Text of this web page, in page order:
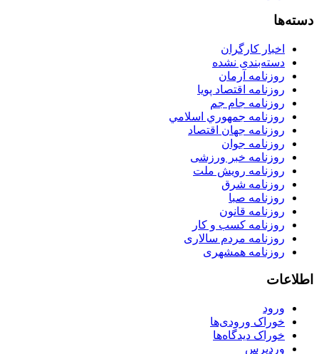
دسته‌ها
اخبار کارگران
دسته‌بندی نشده
روزنامه آرمان
روزنامه اقتصاد پویا
روزنامه جام جم
روزنامه جمهوري اسلامي
روزنامه جهان اقتصاد
روزنامه جوان
روزنامه خبر ورزشى
روزنامه رویش ملت
روزنامه شرق
روزنامه صبا
روزنامه قانون
روزنامه كسب و كار
روزنامه مردم سالاری
روزنامه همشهری
اطلاعات
ورود
خوراک ورودی‌ها
خوراک دیدگاه‌ها
وردپرس